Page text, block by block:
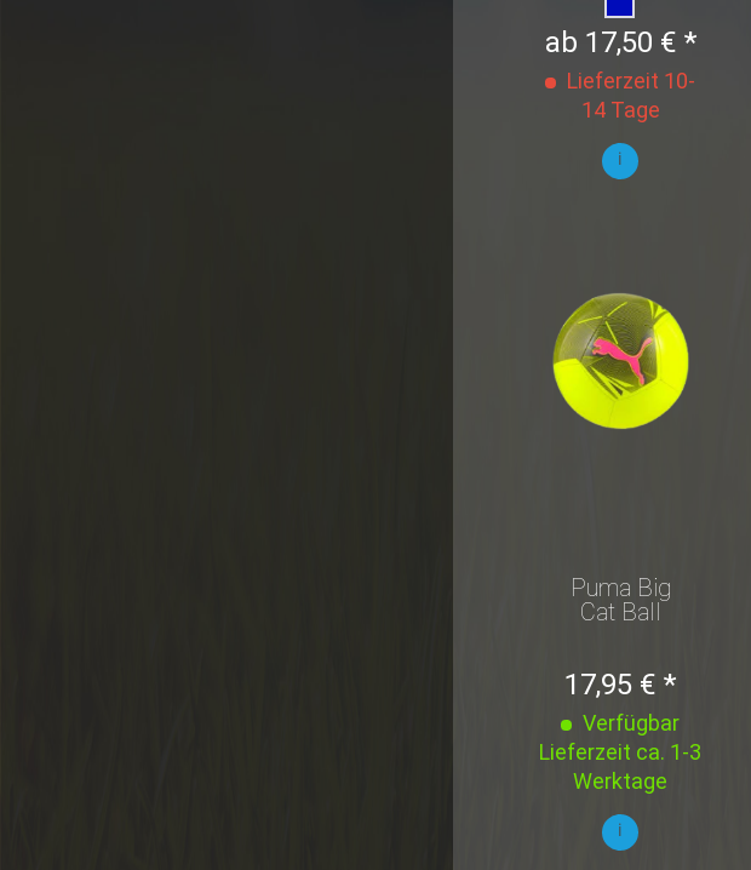
ab 17,50 € *
Lieferzeit 10-
14 Tage
i
Puma Big
Cat Ball
Aged
Silver
Gr.5
17,95 € *
Verfügbar
Lieferzeit ca. 1-3
Werktage
i